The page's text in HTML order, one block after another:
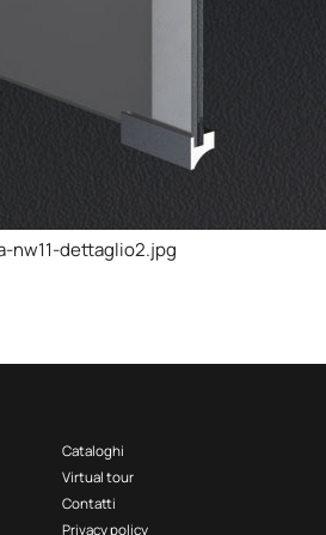
nw11-dettaglio2.jpg
Cataloghi
Virtual tour
Contatti
Privacy policy